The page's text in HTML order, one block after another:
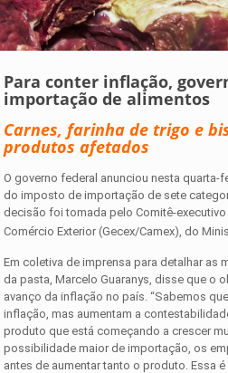
Para conter inflação,
importação de alimentos
Carnes, farinha de trigo e
produtos afetados
O governo federal anunciou nesta quarta-
do imposto de importação de sete
decisão foi tomada pelo Comitê-
Comércio Exterior (Gecex/Camex), do
Em coletiva de imprensa para detalhar as
da pasta, Marcelo Guaranys, disse que o
avanço da inflação no país. “Sabemos
inflação, mas aumentam a
produto que está começando a crescer
possibilidade maior de importação, os
antes de aumentar tanto o produto. Essa